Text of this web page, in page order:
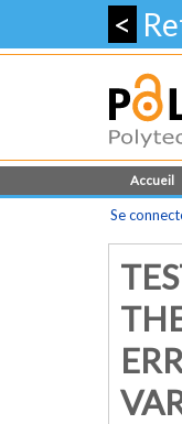
<
Accueil
Se